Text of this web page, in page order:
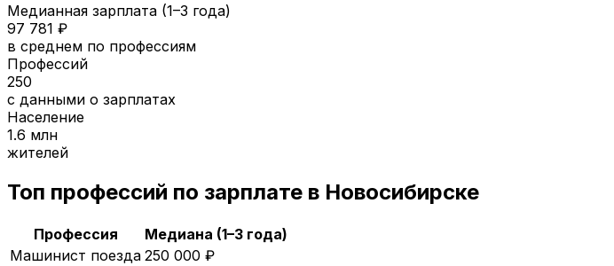
Медианная зарплата (1–3 года)
97 781 ₽
в среднем по профессиям
Профессий
250
с данными о зарплатах
Население
1.6 млн
жителей
Топ профессий по зарплате в Новосибирске
Профессия
Медиана (1–3 года)
Машинист поезда 250 000 ₽